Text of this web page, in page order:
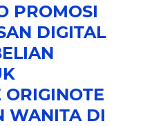
PROMOSI
DIGITAL
WANITA DI